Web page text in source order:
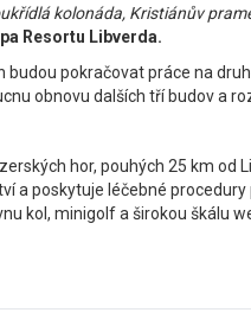
kolonáda, Kristiánův
Resortu Libverda.
pokračovat práce na
obnovu dalších tří budov a
hor, pouhých 25 km
a poskytuje léčebné
kol, minigolf a širokou škálu